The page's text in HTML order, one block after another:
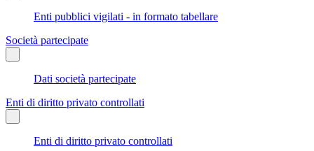
Enti pubblici vigilati - in formato tabellare
Società partecipate
Dati società partecipate
Enti di diritto privato controllati
Enti di diritto privato controllati